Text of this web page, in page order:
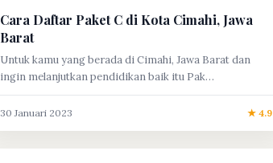
Cara Daftar Paket C di Kota Cimahi, Jawa
Barat
Untuk kamu yang berada di Cimahi, Jawa Barat dan
ingin melanjutkan pendidikan baik itu Pak…
30 Januari 2023 ★ 4.9